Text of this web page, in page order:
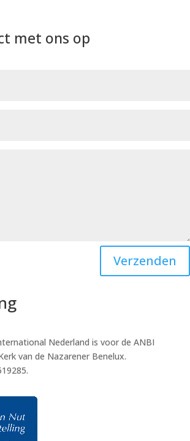
met ons op
Verzenden
Nederland is voor de ANBI
van de Nazarener Benelux.